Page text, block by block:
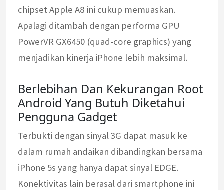
chipset Apple A8 ini cukup memuaskan.
Apalagi ditambah dengan performa GPU
PowerVR GX6450 (quad-core graphics) yang
menjadikan kinerja iPhone lebih maksimal.
Berlebihan Dan Kekurangan Root
Android Yang Butuh Diketahui
Pengguna Gadget
Terbukti dengan sinyal 3G dapat masuk ke
dalam rumah andaikan dibandingkan bersama
iPhone 5s yang hanya dapat sinyal EDGE.
Konektivitas lain berasal dari smartphone ini